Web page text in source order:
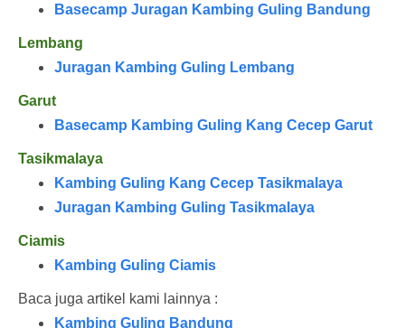
Basecamp Juragan Kambing Guling Bandung
Lembang
Juragan Kambing Guling Lembang
Garut
Basecamp Kambing Guling Kang Cecep Garut
Tasikmalaya
Kambing Guling Kang Cecep Tasikmalaya
Juragan Kambing Guling Tasikmalaya
Ciamis
Kambing Guling Ciamis
Baca juga artikel kami lainnya :
Kambing Guling Bandung